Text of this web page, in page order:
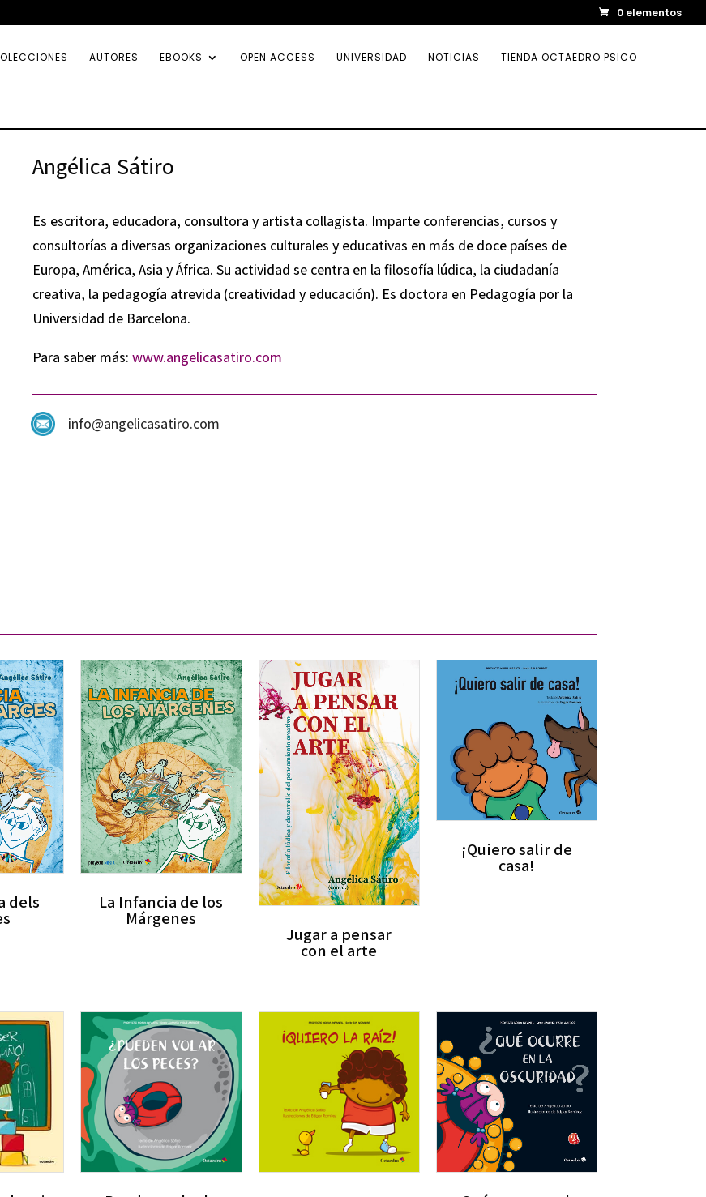
0 elementos
AUTORES EBOOKS OPEN ACCESS UNIVERSIDAD NOTICIAS TIENDA OCTAEDRO PSICO
Angélica Sátiro
Es escritora, educadora, consultora y artista collagista. Imparte conferencias, cursos y
consultorías a diversas organizaciones culturales y educativas en más de doce países de
Europa, América, Asia y África. Su actividad se centra en la filosofía lúdica, la ciudadanía
creativa, la pedagogía atrevida (creatividad y educación). Es doctora en Pedagogía por la
Universidad de Barcelona.
Para saber más: www.angelicasatiro.com
info@angelicasatiro.com
dels La Infancia de los
Márgenes
Jugar a pensar
con el arte
¡Quiero salir de
casa!